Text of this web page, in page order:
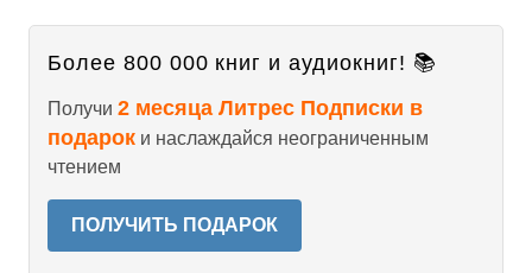
Более 800 000 книг и аудиокниг! 📚
Получи 2 месяца Литрес Подписки в
подарок и наслаждайся неограниченным
чтением
ПОЛУЧИТЬ ПОДАРОК